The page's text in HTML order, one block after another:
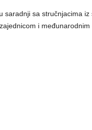
saradnji sa stručnjacima
i međunarodnim